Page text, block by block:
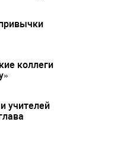
коллеги
учителей